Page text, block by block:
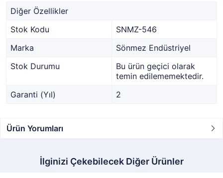
Diğer Özellikler
Stok Kodu
SNMZ-546
Marka
Sönmez Endüstriyel
Stok Durumu
Bu ürün geçici olarak
temin edilememektedir.
Garanti (Yıl)
2
Ürün Yorumları
İlginizi Çekebilecek Diğer Ürünler